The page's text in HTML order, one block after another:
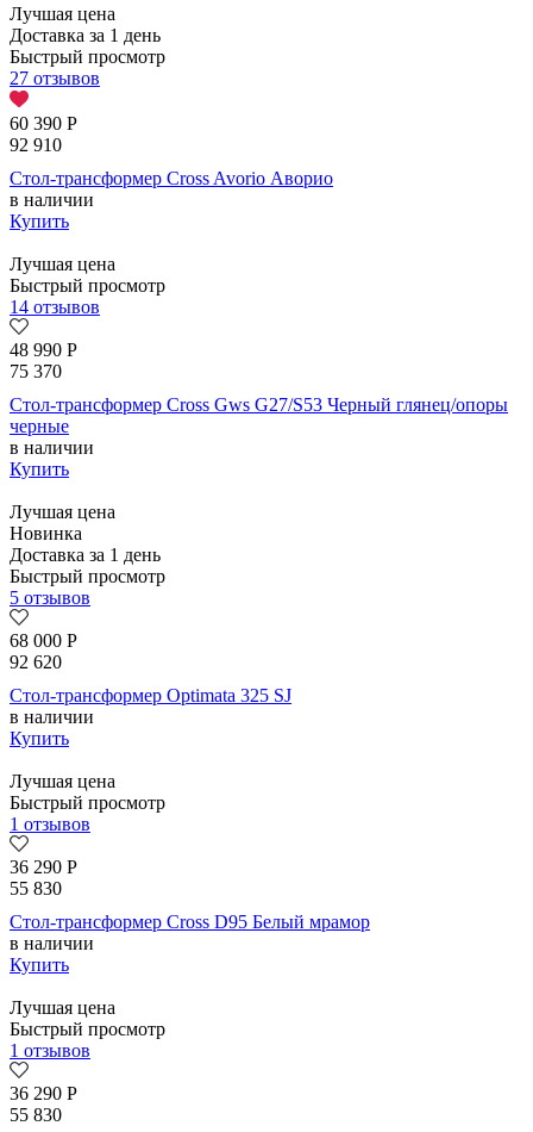
Лучшая цена
Доставка за 1 день
Быстрый просмотр
27 отзывов
60 390 Р
92 910
Стол-трансформер Cross Avorio Аворио
в наличии
Купить
Лучшая цена
Быстрый просмотр
14 отзывов
48 990 Р
75 370
Стол-трансформер Cross Gws G27/S53 Черный глянец/опоры
черные
в наличии
Купить
Лучшая цена
Новинка
Доставка за 1 день
Быстрый просмотр
5 отзывов
68 000 Р
92 620
Стол-трансформер Optimata 325 SJ
в наличии
Купить
Лучшая цена
Быстрый просмотр
1 отзывов
36 290 Р
55 830
Стол-трансформер Cross D95 Белый мрамор
в наличии
Купить
Лучшая цена
Быстрый просмотр
1 отзывов
36 290 Р
55 830